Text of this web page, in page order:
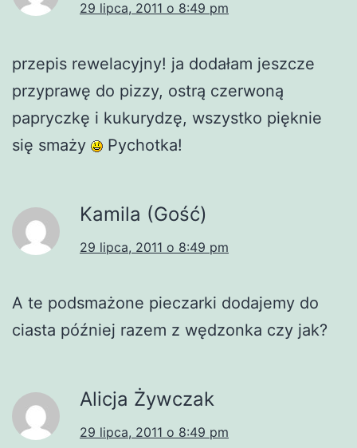
29 lipca, 2011 o 8:49 pm
przepis rewelacyjny! ja dodałam jeszcze
przyprawę do pizzy, ostrą czerwoną
papryczkę i kukurydzę, wszystko pięknie
się smaży
Pychotka!
Kamila (Gość)
29 lipca, 2011 o 8:49 pm
A te podsmażone pieczarki dodajemy do
ciasta później razem z wędzonka czy jak?
Alicja Żywczak
29 lipca, 2011 o 8:49 pm